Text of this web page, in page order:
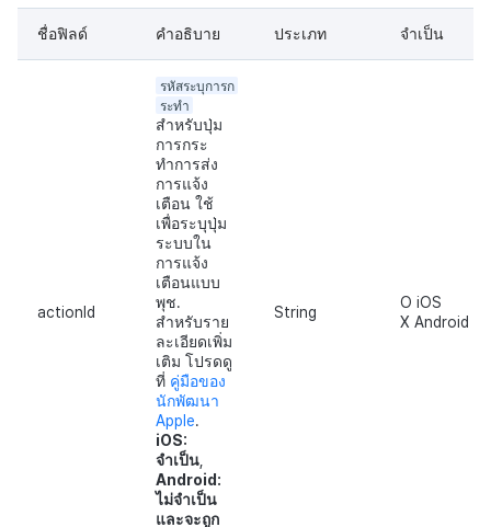
ชื่อฟิลด์ คำอธิบาย ประเภท จำเป็น
actionId
รหัสระบุการก
ระทำ
สำหรับปุ่ม
การกระ
ทำการส่ง
การแจ้ง
เตือน ใช้
เพื่อระบุปุ่ม
ระบบใน
การแจ้ง
เตือนแบบ
พุช.
สำหรับราย
ละเอียดเพิ่ม
เติม โปรดดู
ที่ คู่มือของ
นักพัฒนา
Apple.
iOS:
จำเป็น,
Android:
ไม่จำเป็น
และจะถูก
String
O iOS
X Android